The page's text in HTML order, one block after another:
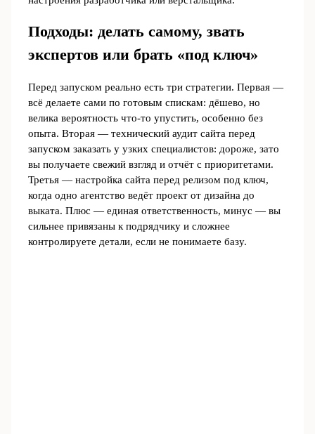
Подходы: делать самому, звать
экспертов или брать «под ключ»
Перед запуском реально есть три стратегии. Первая —
всё делаете сами по готовым спискам: дёшево, но
велика вероятность что-то упустить, особенно без
опыта. Вторая — технический аудит сайта перед
запуском заказать у узких специалистов: дороже, зато
вы получаете свежий взгляд и отчёт с приоритетами.
Третья — настройка сайта перед релизом под ключ,
когда одно агентство ведёт проект от дизайна до
выката. Плюс — единая ответственность, минус — вы
сильнее привязаны к подрядчику и сложнее
контролируете детали, если не понимаете базу.